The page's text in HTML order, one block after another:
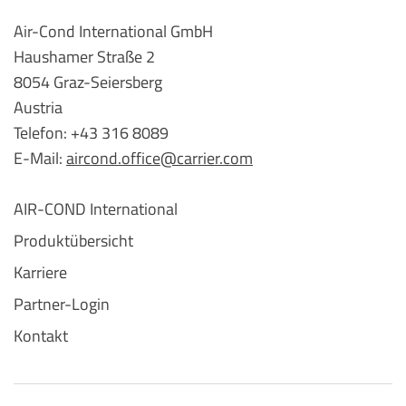
Air-Cond International GmbH
Haushamer Straße 2
8054 Graz-Seiersberg
Austria
Telefon: +43 316 8089
E-Mail:aircond.office@carrier.com
AIR-COND International
Produktübersicht
Karriere
Partner-Login
Kontakt